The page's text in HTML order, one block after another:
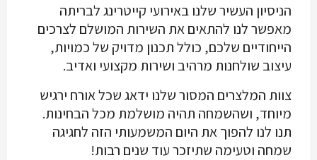
הניסיון העשיר שלנו באירועי קייטרינג לבריתה
מאפשר לנו להתאים את השירות המושלם לצרכים
הייחודיים שלכם, כולל תכנון מדויק של כמויות,
עיצוב שולחנות מרהיב ושירות מקצועי ואדיב.
צוות המלצרים המסור שלנו ידאג שכל אורח ירגיש
מיוחד, ושהשמחה תהיה מושלמת מכל הבחינות.
תנו לנו להפוך את היום המשמעותי הזה לחגיגה
שמחה וטעימה שתיזכר עוד שנים רבות!